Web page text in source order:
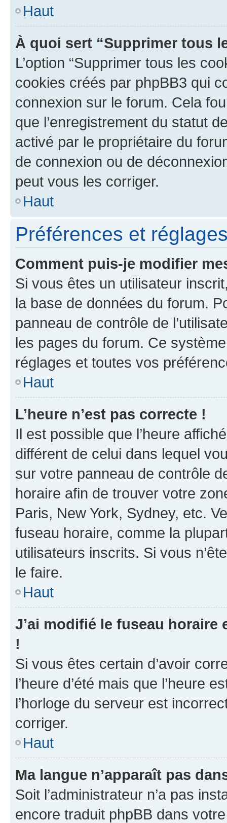
Haut
À quoi sert “Supprimer tous
L’option “Supprimer tous les
cookies créés par phpBB3 qui
connexion sur le forum. Cela
que l’enregistrement du statut
activé par le propriétaire du
de connexion ou de
peut vous les corriger.
Haut
Préférences et
Comment puis-je modifier
Si vous êtes un utilisateur
la base de données du forum.
panneau de contrôle de
les pages du forum. Ce
réglages et toutes vos
Haut
L’heure n’est pas correcte !
Il est possible que l’heure
différent de celui dans lequel
sur votre panneau de contrôle
horaire afin de trouver votre
Paris, New York, Sydney, etc.
fuseau horaire, comme la
utilisateurs inscrits. Si vous
le faire.
Haut
J’ai modifié le fuseau horaire
!
Si vous êtes certain d’avoir
l’heure d’été mais que l’heure
l’horloge du serveur est
corriger.
Haut
Ma langue n’apparaît pas
Soit l’administrateur n’a pas
encore traduit phpBB dans